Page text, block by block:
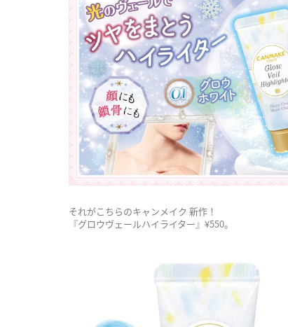
それがこちらのキャンメイク 新作！
『グロウヴェールハイライター』¥550。